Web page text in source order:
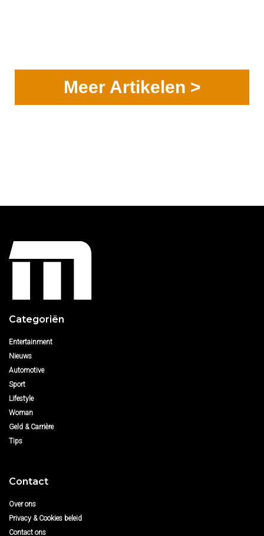
Meer Artikelen >
Categoriën
Entertainment
Nieuws
Automotive
Sport
Lifestyle
Woman
Geld & Carrière
Tips
Contact
Over ons
Privacy & Cookies beleid
Contact ons